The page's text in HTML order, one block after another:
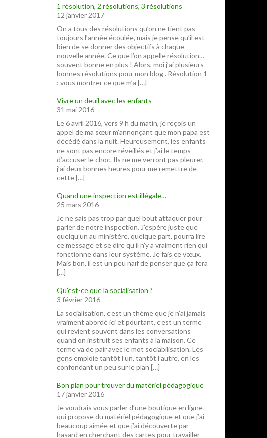
1 résolution, 2 résolutions, 3 résolutions
12 janvier 2017
On a tous des résolutions qu’on ne tient pas
toujours l’année écoulée, mais je pense qu’il est
bien de se donner des objectifs à chaque
nouvelle année. Ce que l’on appelle résolution…
souvent bonne en plus ! Alors, moi j’ai plusieurs
bonnes résolutions pour mon blog . Résolution 1
: vous montrer ce que m’a […]
Vivre un deuil avec les enfants
31 mai 2016
Le 6 avril 2016, vers 9 h du matin, je reçois un
appel de ma sœur m’annonçant que mon papa est
décédé dans la nuit. Heureusement, les enfants
ne sont pas encore réveillés et j’ai le temps
d’accuser le choc. Ils ne me verront pas pleurer,
j’ai deux bonnes heures pour me remettre de
cette […]
Quand une inspection est illégale…
25 mars 2016
Je ne sais pas trop par quel bout attaquer pour
parler de notre inspection. J’espère juste que
quelqu’un au ministère, quelque part, pourra lire
ce message et se dire qu’il n’y a vraiment rien qui
fonctionne dans leur système. Je fais ce vœux.
Mais bon, il est un peu naïf de penser que ça fera
[…]
Qu’est-ce que la socialisation ?
3 février 2016
La socialisation, c’est un thème que je n’ai jamais
vraiment abordé ici et pourtant, c’est un terme
qui revient souvent dans les conversations
quand on instruit ses enfants à la maison. Ce
terme va de pair avec le mot sociabilisation. Les
gens emploie tantôt l’un, tantôt l’autre, en les
confondant un peu sur le plan […]
Bon plan pour trouver du matériel pédagogique
17 janvier 2016
Je voudrais vous parler d’une boutique en ligne
qui propose du matériel pédagogique et que j’ai
beaucoup aimée et que j’ai découverte par
hasard en cherchant des cartes pour travailler